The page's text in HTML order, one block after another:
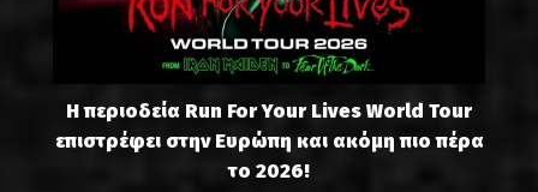
Η περιοδεία Run For Your Lives World Tour
επιστρέφει στην Ευρώπη και ακόμη πιο πέρα
το 2026!